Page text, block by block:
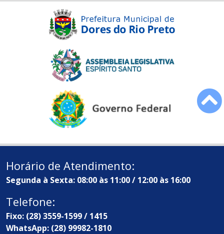
Horário de Atendimento:
Segunda à Sexta: 08:00 às 11:00 / 12:00 às 16:00
Telefone:
Fixo: (28) 3559-1599 / 1415
WhatsApp: (28) 99982-1810